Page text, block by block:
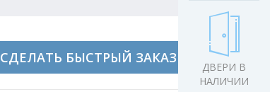
ДВЕРИ В
НАЛИЧИИ
СДЕЛАТЬ БЫСТРЫЙ ЗАКАЗ